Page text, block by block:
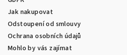
Jak nakupovat
Odstoupení od smlouvy
Ochrana osobních údajů
Mohlo by vás zajímat